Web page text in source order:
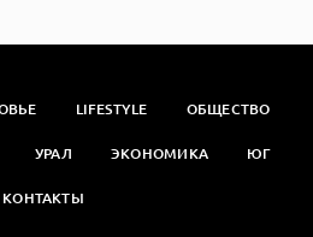
LIFESTYLE ОБЩЕСТВО
УРАЛ ЭКОНОМИКА ЮГ
КОНТАКТЫ